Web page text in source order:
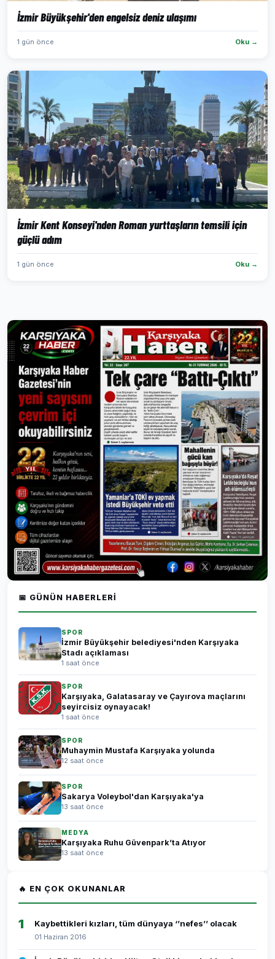
İzmir Büyükşehir'den engelsiz deniz ulaşımı
1 gün önce Oku →
İzmir Kent Konseyi'nden Roman yurttaşların temsili için
güçlü adım
1 gün önce Oku →
📅 GÜNÜN HABERLERI
SPOR
İzmir Büyükşehir belediyesi'nden Karşıyaka
Stadı açıklaması
1 saat önce
SPOR
Karşıyaka, Galatasaray ve Çayırova maçlarını
seyircisiz oynayacak!
1 saat önce
SPOR
Muhaymin Mustafa Karşıyaka yolunda
12 saat önce
SPOR
Sakarya Voleybol'dan Karşıyaka'ya
13 saat önce
MEDYA
Karşıyaka Ruhu Güvenpark’ta Atıyor
13 saat önce
🔥 EN ÇOK OKUNANLAR
1 Kaybettikleri kızları, tüm dünyaya ‘’nefes’’ olacak
01 Haziran 2016